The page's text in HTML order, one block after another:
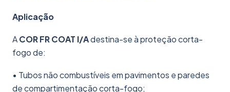
Aplicação
ACOR FR COAT I/Adestina-se à proteção corta-
fogo de:
• Tubos não combustíveis em pavimentos e paredes
de compartimentação corta-fogo;